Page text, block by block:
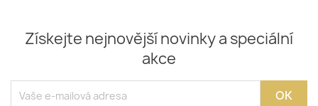
Získejte nejnovější novinky a speciální
akce